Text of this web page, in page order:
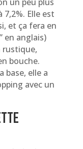
Elle est
et ça fera en
en anglais)
rustique,
bouche.
base, elle a
avec un